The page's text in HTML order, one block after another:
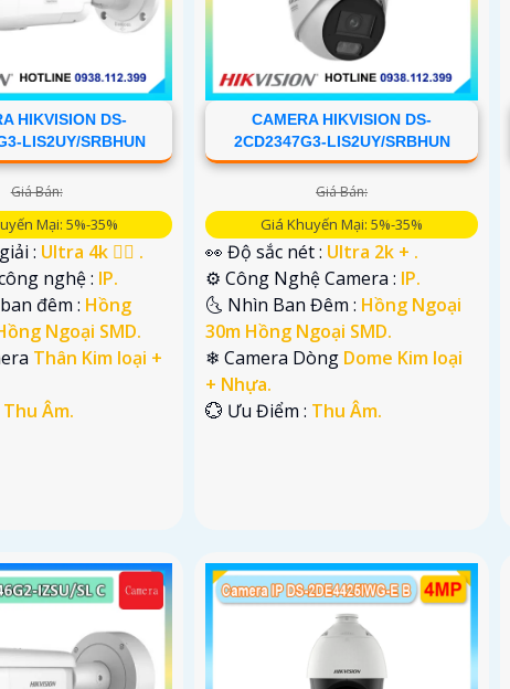
HIKVISION DS-
LIS2UY/SRBHUN
Giá Bán:
Mại: 5%-35%
: Ultra 4k 👍🏾 .
nghệ : IP.
đêm : Hồng
Ngoại SMD.
Thân Kim loại +
Thu Âm.
CAMERA HIKVISION DS-
2CD2347G3-LIS2UY/SRBHUN
Giá Bán:
Giá Khuyến Mại: 5%-35%
👀 Độ sắc nét : Ultra 2k + .
⚙ Công Nghệ Camera : IP.
🌜 Nhìn Ban Đêm : Hồng Ngoại
30m Hồng Ngoại SMD.
❄ Camera Dòng Dome Kim loại
+ Nhựa.
️💮 Ưu Điểm : Thu Âm.